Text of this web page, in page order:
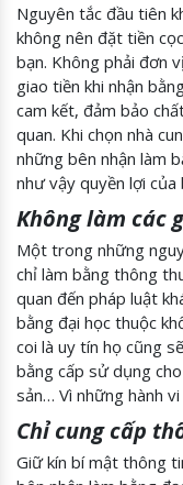
Nguyên tắc đầu tiên
không nên đặt tiền
bạn. Không phải đơn
giao tiền khi nhận
cam kết, đảm bảo
quan. Khi chọn nhà
những bên nhận làm
như vậy quyền lợi
Không làm các
Một trong những
chỉ làm bằng thông
quan đến pháp luật
bằng đại học thuộc
coi là uy tín họ cũng
bằng cấp sử dụng
sản… Vì những hành
Chỉ cung cấp
Giữ kín bí mật thông